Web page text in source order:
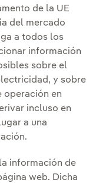
de la UE
del mercado
a todos los
información
sobre el
y sobre
operación en
incluso en
a una
información de
web. Dicha